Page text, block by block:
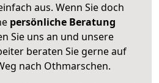
aus. Wenn Sie doch
persönliche Beratung
Sie uns an und unsere
beraten Sie gerne auf
nach Othmarschen.